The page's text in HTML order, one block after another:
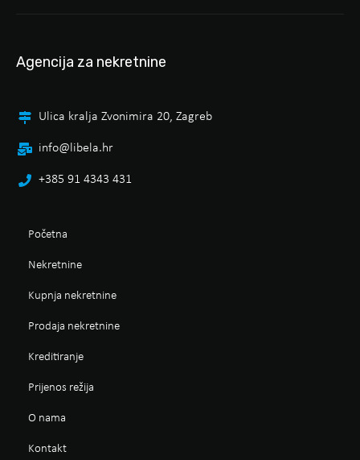
Agencija za nekretnine
Ulica kralja Zvonimira 20, Zagreb
info@libela.hr
+385 91 4343 431
Početna
Nekretnine
Kupnja nekretnine
Prodaja nekretnine
Kreditiranje
Prijenos režija
O nama
Kontakt